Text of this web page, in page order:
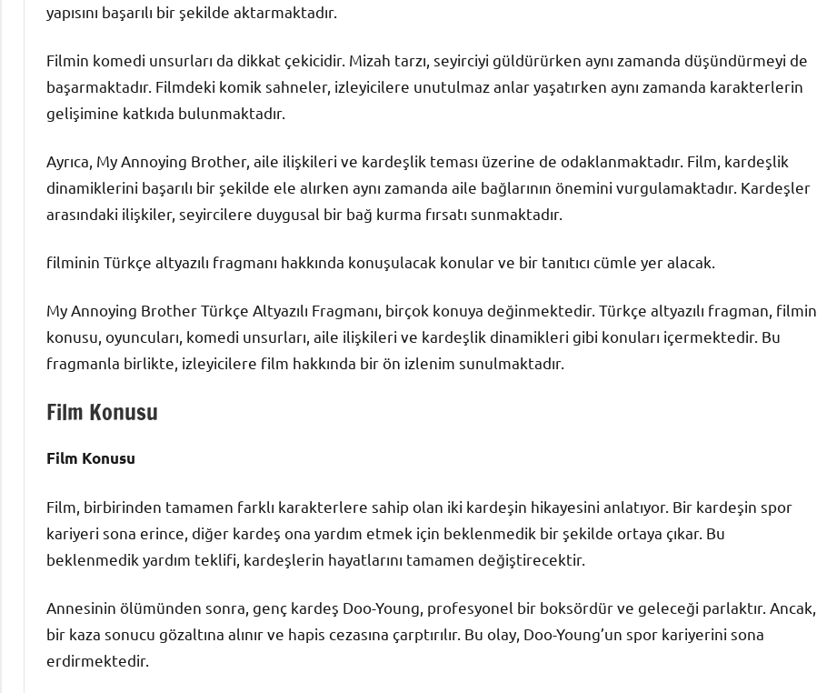
yapısını başarılı bir şekilde aktarmaktadır.
Filmin komedi unsurları da dikkat çekicidir. Mizah tarzı, seyirciyi güldürürken aynı zamanda düşündürmeyi de
başarmaktadır. Filmdeki komik sahneler, izleyicilere unutulmaz anlar yaşatırken aynı zamanda karakterlerin
gelişimine katkıda bulunmaktadır.
Ayrıca, My Annoying Brother, aile ilişkileri ve kardeşlik teması üzerine de odaklanmaktadır. Film, kardeşlik
dinamiklerini başarılı bir şekilde ele alırken aynı zamanda aile bağlarının önemini vurgulamaktadır. Kardeşler
arasındaki ilişkiler, seyircilere duygusal bir bağ kurma fırsatı sunmaktadır.
filminin Türkçe altyazılı fragmanı hakkında konuşulacak konular ve bir tanıtıcı cümle yer alacak.
My Annoying Brother Türkçe Altyazılı Fragmanı, birçok konuya değinmektedir. Türkçe altyazılı fragman, filmin
konusu, oyuncuları, komedi unsurları, aile ilişkileri ve kardeşlik dinamikleri gibi konuları içermektedir. Bu
fragmanla birlikte, izleyicilere film hakkında bir ön izlenim sunulmaktadır.
Film Konusu
Film Konusu
Film, birbirinden tamamen farklı karakterlere sahip olan iki kardeşin hikayesini anlatıyor. Bir kardeşin spor
kariyeri sona erince, diğer kardeş ona yardım etmek için beklenmedik bir şekilde ortaya çıkar. Bu
beklenmedik yardım teklifi, kardeşlerin hayatlarını tamamen değiştirecektir.
Annesinin ölümünden sonra, genç kardeş Doo-Young, profesyonel bir boksördür ve geleceği parlaktır. Ancak,
bir kaza sonucu gözaltına alınır ve hapis cezasına çarptırılır. Bu olay, Doo-Young’un spor kariyerini sona
erdirmektedir.